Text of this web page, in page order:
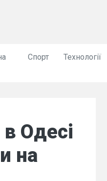
Спорт Технології
Одесі
на